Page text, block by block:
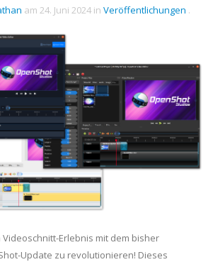
am 24. Juni 2024 in Veröffentlichungen .
Erlebnis mit dem bisher
Update zu revolutionieren! Dieses